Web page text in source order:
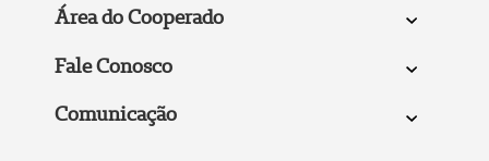
Área do Cooperado
Fale Conosco
Comunicação